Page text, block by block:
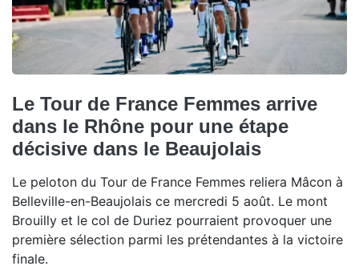
Le Tour de France Femmes arrive
dans le Rhône pour une étape
décisive dans le Beaujolais
Le peloton du Tour de France Femmes reliera Mâcon à
Belleville-en-Beaujolais ce mercredi 5 août. Le mont
Brouilly et le col de Duriez pourraient provoquer une
première sélection parmi les prétendantes à la victoire
finale.